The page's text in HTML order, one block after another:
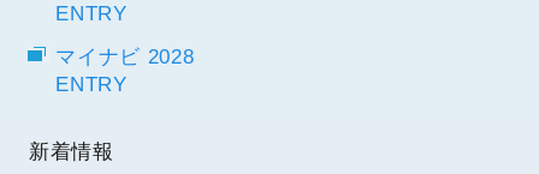
ENTRY
マイナビ 2028
ENTRY
新着情報